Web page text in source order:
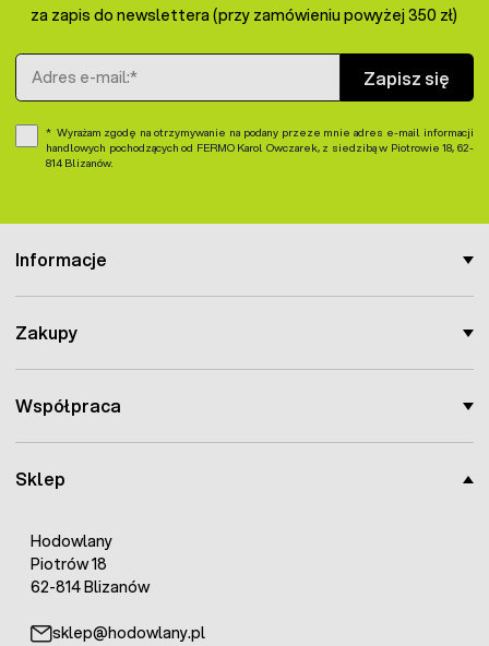
Sklep
Hodowlany
Piotrów 18
62-814 Blizanów
sklep@hodowlany.pl
Informacje
Zakupy
Współpraca
za zapis do newslettera (przy zamówieniu powyżej 350 zł)
Adres e-mail
Zapisz się
Wyrażam zgodę na otrzymywanie na podany przeze mnie adres e-mail informacji
handlowych pochodzących od FERMO Karol Owczarek, z siedzibą w Piotrowie 18, 62-
814 Blizanów.